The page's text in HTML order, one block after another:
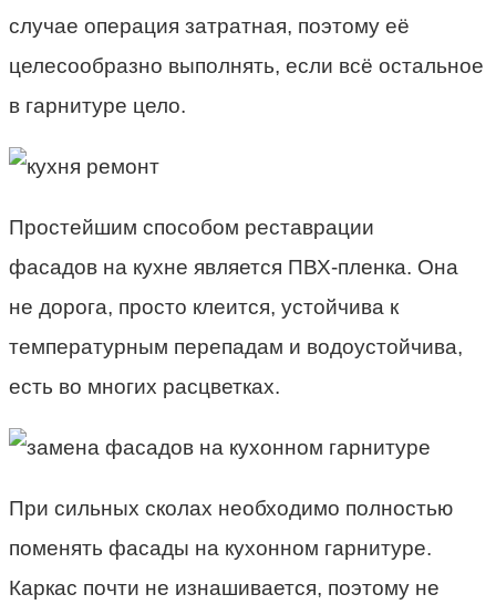
случае операция затратная, поэтому её
целесообразно выполнять, если всё остальное
в гарнитуре цело.
Простейшим способом реставрации
фасадов на кухне является ПВХ-пленка. Она
не дорога, просто клеится, устойчива к
температурным перепадам и водоустойчива,
есть во многих расцветках.
При сильных сколах необходимо полностью
поменять фасады на кухонном гарнитуре.
Каркас почти не изнашивается, поэтому не